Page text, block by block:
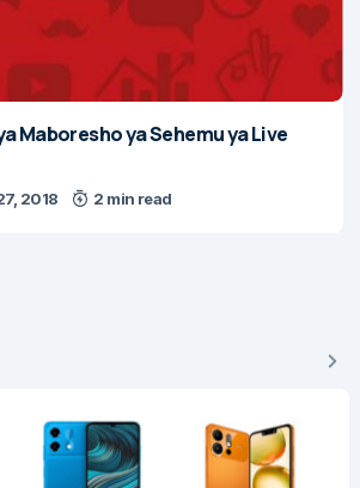
Maboresho ya Sehemu ya Live
2018 2 min read